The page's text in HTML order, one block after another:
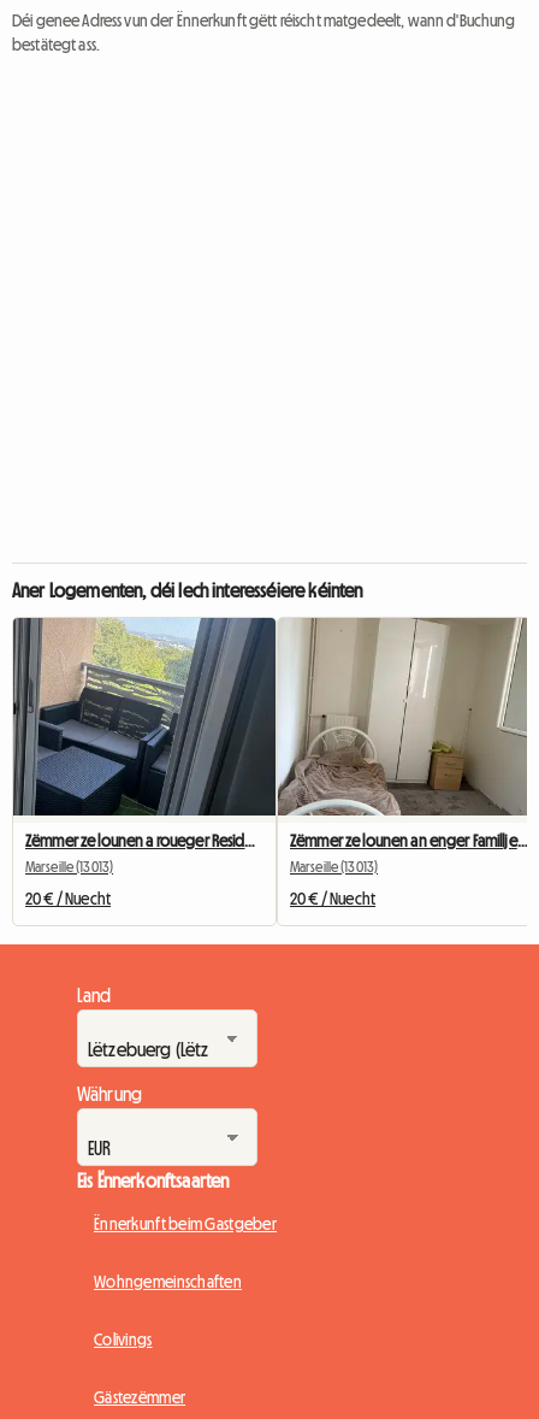
Déi genee Adress vun der Ënnerkunft gëtt réischt matgedeelt, wann d'Buchung
bestätegt ass.
Aner Logementen, déi Iech interesséiere kéinten
Marseille (13013)
20 € / Nuecht
Zëmmer ze lounen an enger Familljewunneng
Marseille (13013)
20 € / Nuecht
Land
Währung
Eis Ënnerkonftsaarten
Ënnerkunft beim Gastgeber
Wohngemeinschaften
Colivings
Gästezëmmer